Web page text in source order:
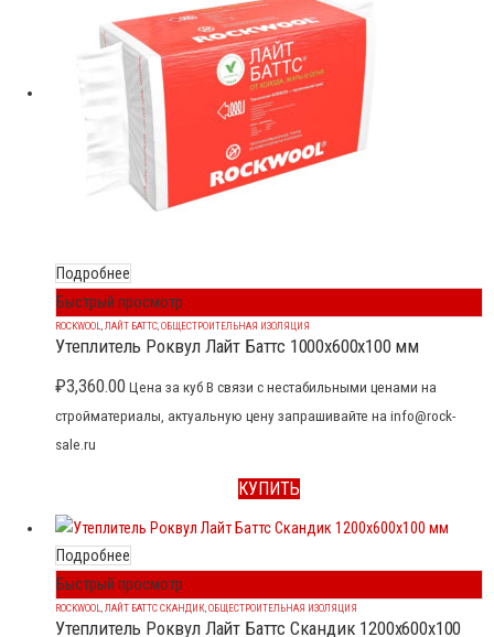
Подробнее
Быстрый просмотр
ROCKWOOL ЛАЙТ БАТТС ОБЩЕСТРОИТЕЛЬНАЯ ИЗОЛЯЦИЯ
Утеплитель Роквул Лайт Баттс 1000x600x100 мм
₽3,360.00 Цена за куб В связи с нестабильными ценами на
стройматериалы, актуальную цену запрашивайте на info@rock-
sale.ru
КУПИТЬ
Подробнее
Быстрый просмотр
ROCKWOOL,ЛАЙТ БАТТС СКАНДИК,ОБЩЕСТРОИТЕЛЬНАЯ ИЗОЛЯЦИЯ
Утеплитель Роквул Лайт Баттс Скандик 1200x600x100